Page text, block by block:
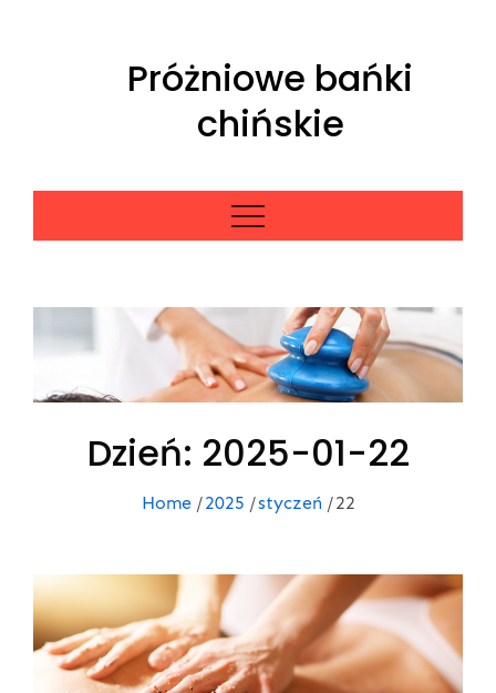
Próżniowe bańki
chińskie
Dzień: 2025-01-22
Home 2025 styczeń 22